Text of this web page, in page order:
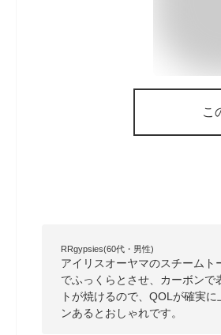
こ
RRgypsies(60代・男性)
アイリスオーヤマのスチーム
でふっくらとさせ、カーボン
トが焼けるので、QOLが確実
ンあるとおしゃれです。